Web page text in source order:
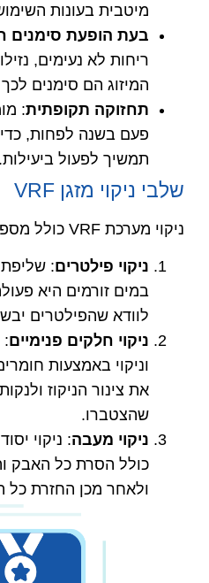
מיטבית בעונות
בעת הופעת סימנים
ריחות לא נעימים,
המיזוג הם סימנים
תחזוקה תקופתית:
פעם בשנה לפחות,
תמשיך לפעול ביעילות.
שלבי ניקוי מזגן VRF
ניקוי מערכת VRF כולל מספר שלבים חשובים:
ניקוי פילטרים:
במים זורמים היא
לוודא שהפילטרים
ניקוי חלקים פנימיים:
וניקוי באמצעות
את צינור הניקוז
שהצטברו.
ניקוי מעבה: ניקוי
כולל הסרת כל האבק
ולאחר מכן החזרת